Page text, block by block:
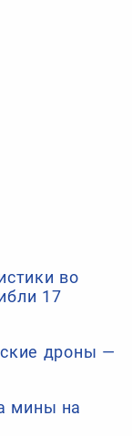
во
17
дроны —
мины на